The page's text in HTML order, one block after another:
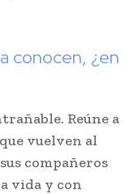
conocen, ¿en
Reúne a
vuelven al
compañeros
vida y con